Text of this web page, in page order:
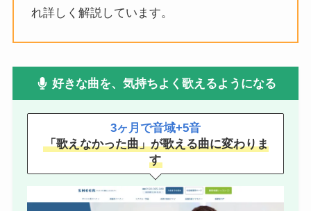
れ詳しく解説しています。
好きな曲を、気持ちよく歌えるようになる
3ヶ月で音域+5音
「歌えなかった曲」が歌える曲に変わりま
す